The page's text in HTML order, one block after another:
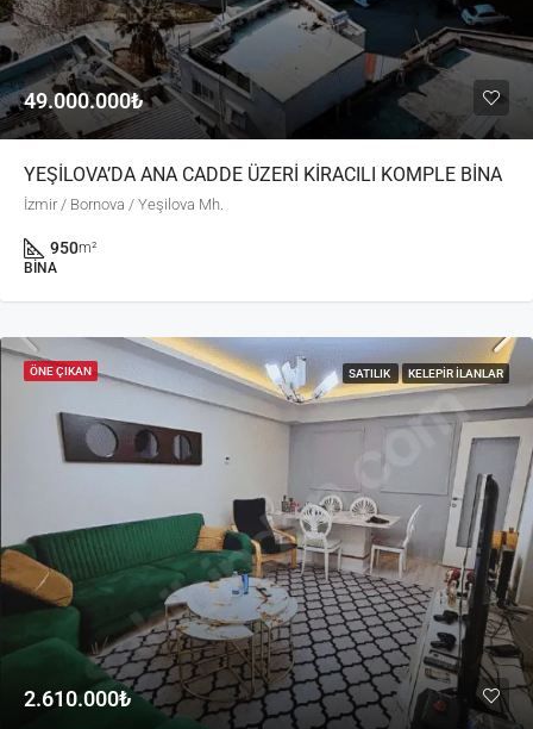
49.000.000₺
YEŞİLOVA’DA ANA CADDE ÜZERİ KİRACILI KOMPLE BİNA
İzmir / Bornova / Yeşilova Mh.
950m²
BINA
ÖNE ÇIKAN SATILIK KELEPIR İLANLAR
2.610.000₺